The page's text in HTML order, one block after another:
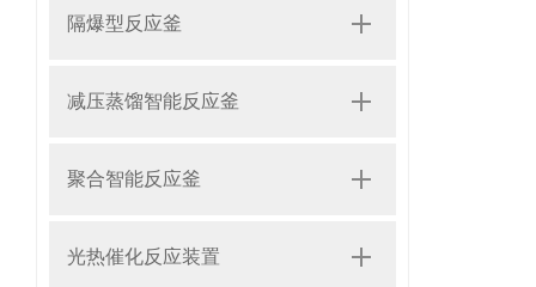
隔爆型反应釜
减压蒸馏智能反应釜
聚合智能反应釜
光热催化反应装置